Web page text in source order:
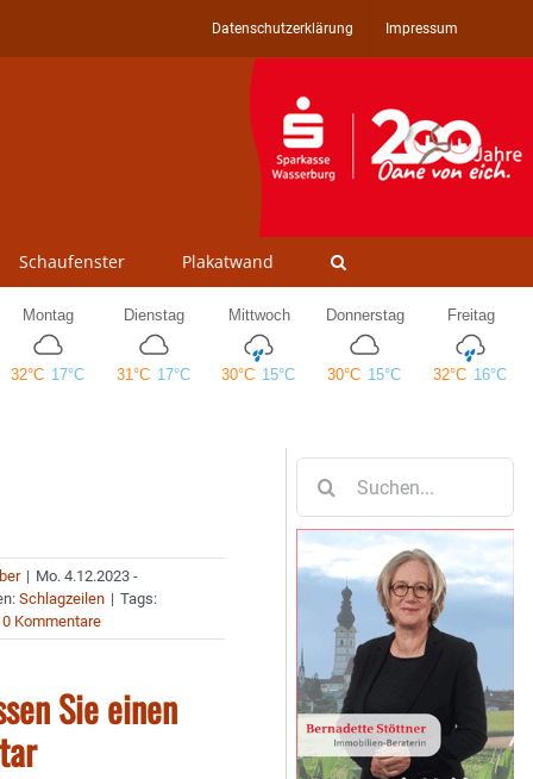
Datenschutzerklärung Impressum
Schaufenster Plakatwand
| Mo. 4.12.2023 -
Schlagzeilen | Tags:
0 Kommentare
Sie einen
nach: